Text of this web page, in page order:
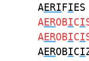
AERIFI
AEROBICI
AEROBICI
AEROBICI